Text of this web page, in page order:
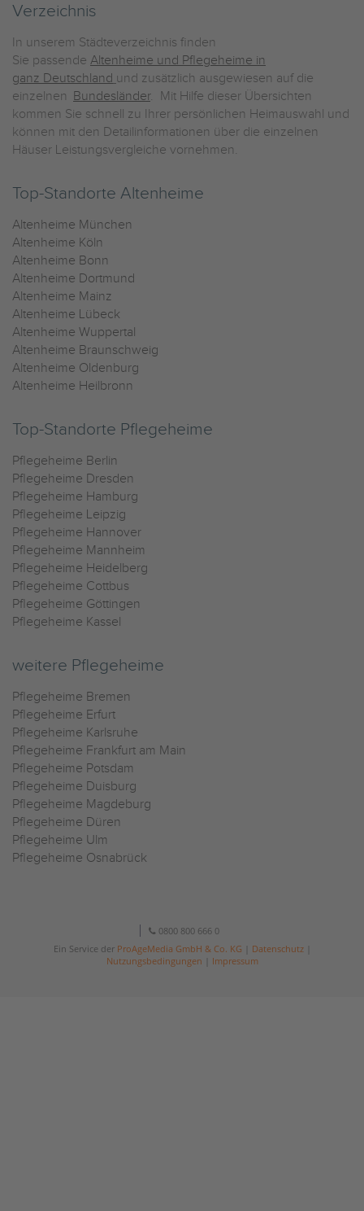
Verzeichnis
In unserem Städteverzeichnis finden
Sie passende Altenheime und Pflegeheime in
ganz Deutschland und zusätzlich ausgewiesen auf die
einzelnen Bundesländer. Mit Hilfe dieser Übersichten
kommen Sie schnell zu Ihrer persönlichen Heimauswahl und
können mit den Detailinformationen über die einzelnen
Häuser Leistungsvergleiche vornehmen.
Top-Standorte Altenheime
Altenheime München
Altenheime Köln
Altenheime Bonn
Altenheime Dortmund
Altenheime Mainz
Altenheime Lübeck
Altenheime Wuppertal
Altenheime Braunschweig
Altenheime Oldenburg
Altenheime Heilbronn
Top-Standorte Pflegeheime
Pflegeheime Berlin
Pflegeheime Dresden
Pflegeheime Hamburg
Pflegeheime Leipzig
Pflegeheime Hannover
Pflegeheime Mannheim
Pflegeheime Heidelberg
Pflegeheime Cottbus
Pflegeheime Göttingen
Pflegeheime Kassel
weitere Pflegeheime
Pflegeheime Bremen
Pflegeheime Erfurt
Pflegeheime Karlsruhe
Pflegeheime Frankfurt am Main
Pflegeheime Potsdam
Pflegeheime Duisburg
Pflegeheime Magdeburg
Pflegeheime Düren
Pflegeheime Ulm
Pflegeheime Osnabrück
0800 800 666 0
Ein Service der ProAgeMedia GmbH & Co. KG Datenschutz|
Nutzungsbedingungen
Impressum